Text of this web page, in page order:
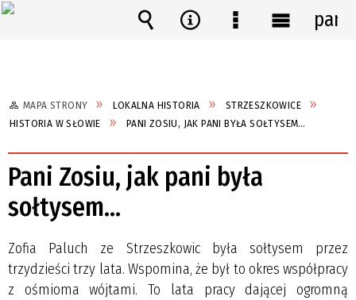
MAPA STRONY LOKALNA HISTORIA
STRZESZKOWICE
HISTORIA W SŁOWIE
PANI ZOSIU, JAK PANI BYŁA SOŁTYSEM…
Pani Zosiu, jak pani była
sołtysem…
Zofia Paluch ze Strzeszkowic była sołtysem przez
trzydzieści trzy lata. Wspomina, że był to okres współpracy
z ośmioma wójtami. To lata pracy dającej ogromną